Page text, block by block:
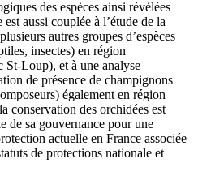
des espèces ainsi révélées
aussi couplée à l’étude de la
autres groupes d’espèces
insectes) en région
St-Loup), et à une analyse
de présence de champignons
également en région
conservation des orchidées est
de sa gouvernance pour une
actuelle en France associée
de protections nationale et